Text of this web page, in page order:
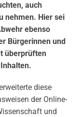
auch
nehmen. Hier sei
ebenso
Bürgerinnen und
überprüften
diese
der Online-
und